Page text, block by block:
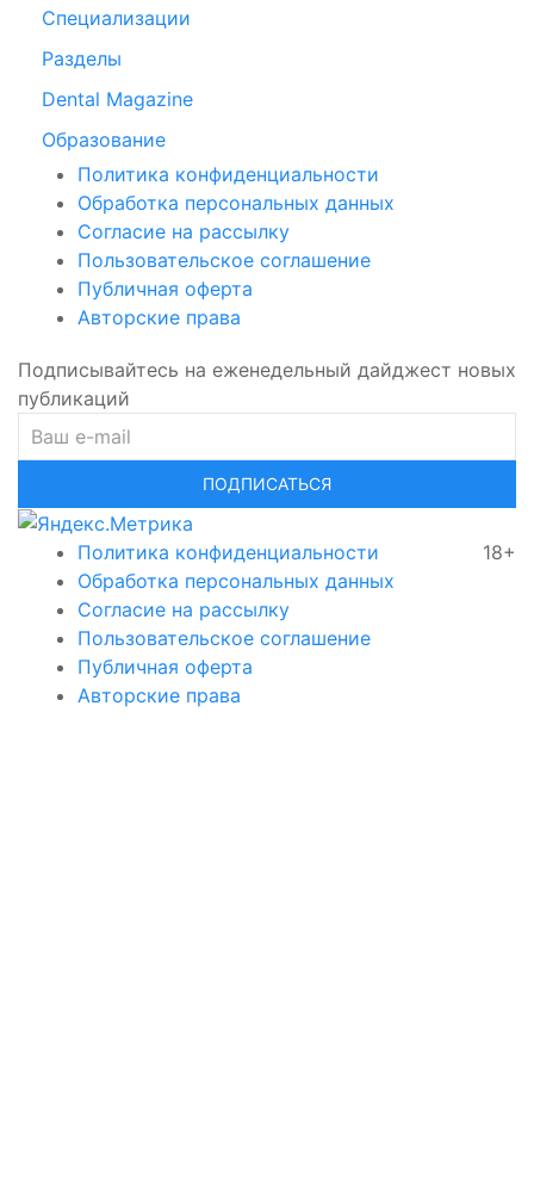
Специализации
Разделы
Dental Magazine
Образование
Политика конфиденциальности
Обработка персональных данных
Согласие на рассылку
Пользовательское соглашение
Публичная оферта
Авторские права
Подписывайтесь на еженедельный дайджест новых
публикаций
ПОДПИСАТЬСЯ
Политика конфиденциальности
Обработка персональных данных
Согласие на рассылку
Пользовательское соглашение
Публичная оферта
Авторские права
18+